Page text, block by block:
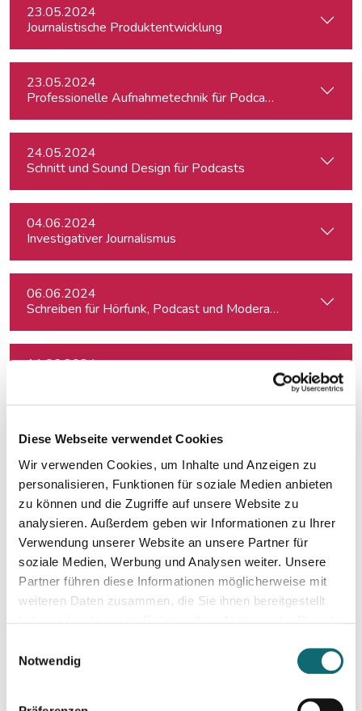
Diese Webseite verwendet Cookies
Wir verwenden Cookies, um Inhalte und Anzeigen zu
personalisieren, Funktionen für soziale Medien anbieten
zu können und die Zugriffe auf unsere Website zu
analysieren. Außerdem geben wir Informationen zu Ihrer
Verwendung unserer Website an unsere Partner für
soziale Medien, Werbung und Analysen weiter. Unsere
Partner führen diese Informationen möglicherweise mit
weiteren Daten zusammen, die Sie ihnen bereitgestellt
Notwendig
23.05.2024
Journalistische Produktentwicklung
23.05.2024
Professionelle Aufnahmetechnik für Podcasts
24.05.2024
Schnitt und Sound Design für Podcasts
04.06.2024
Investigativer Journalismus
06.06.2024
Schreiben für Hörfunk, Podcast und Moderation
11.06.2024
17.06.2024
18.06.2024
Von der Idee zum Buch
20.06.2024
Klimajournalismus-Summerschool in Bad Aussee
Notion – das coole Tool für Recherche, Organisation &